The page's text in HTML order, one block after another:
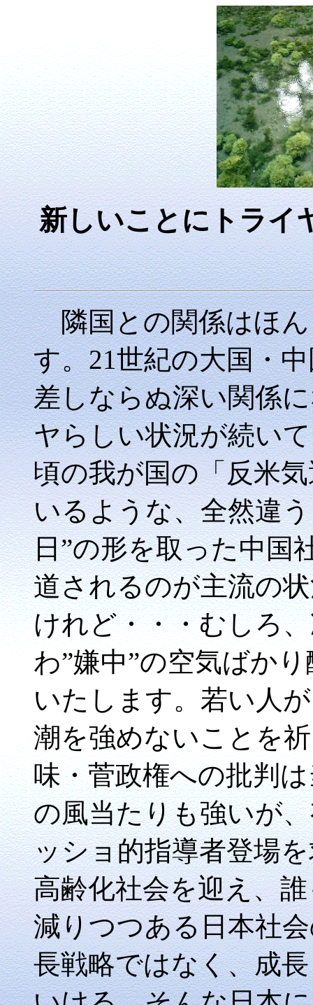
新しいことにトライ
隣国との関係はほん
す。21世紀の大国・
差しならぬ深い関係
ヤらしい状況が続い
頃の我が国の「反米
いるような、全然違
日”の形を取った中国
道されるのが主流の
けれど・・・むしろ
わ”嫌中”の空気ばか
いたします。若い人
潮を強めないことを
味・菅政権への批判
の風当たりも強いが
ッショ的指導者登場
高齢化社会を迎え、
減りつつある日本社
長戦略ではなく、成